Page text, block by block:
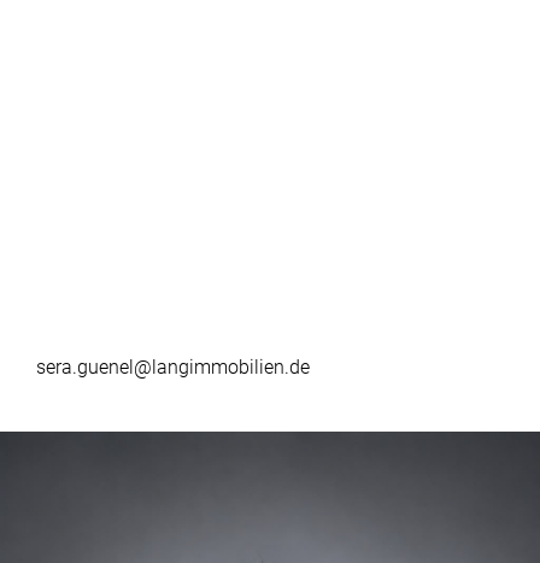
sera.guenel@langimmobilien.de